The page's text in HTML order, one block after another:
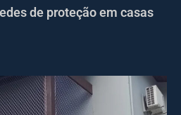
de proteção em casas